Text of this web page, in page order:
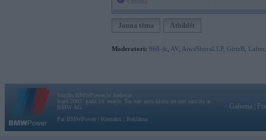
Jauna tēma Atbildēt
Moderatori: 968-jk AV AiwaShuraLLP, GirtzB Lafter
Vortāls BMWPower.lv darbojas
kopš 2002. gada 14. maija. Tas nav auto klubs un nav saistīts ar
BMW AG.
Par BMWPower
Kontakti Reklāma
Galvena